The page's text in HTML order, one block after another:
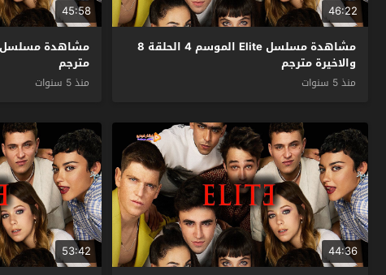
46:22
مشاهدة مسلسل Elite الموسم 4 الحلقة 8
والاخيرة مترجم
منذ 5 سنوات
45:58
مترجم
منذ 5 سنوات
44:36
53:42